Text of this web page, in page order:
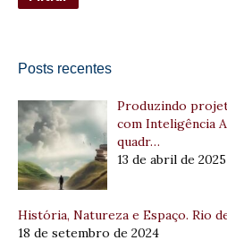
Posts recentes
Produzindo
com Inteligência
quadr…
13 de abril de 2025
História, Natureza e Espaço. Rio
18 de setembro de 2024